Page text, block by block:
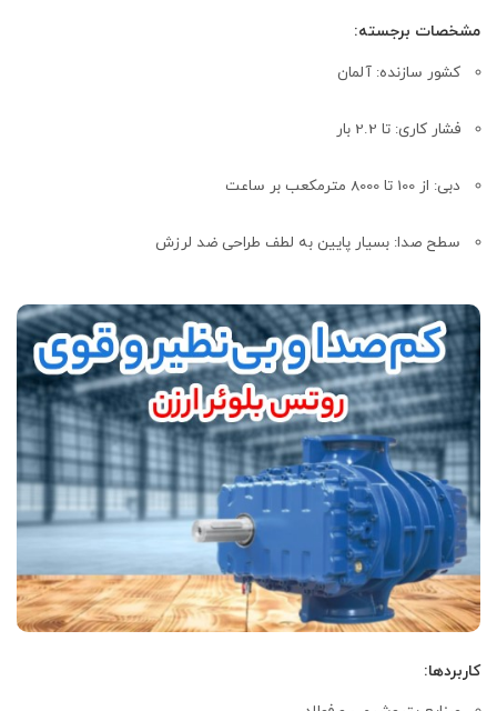
مشخصات برجسته:
کشور سازنده: آلمان
فشار کاری: تا 2.2 بار
دبی: از 100 تا 8000 مترمکعب بر ساعت
سطح صدا: بسیار پایین به لطف طراحی ضد لرزش
کاربردها: